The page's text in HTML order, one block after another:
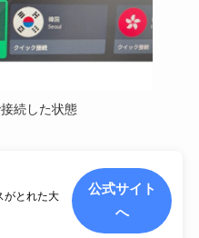
続した状態
がとれた大
公式サイト
へ